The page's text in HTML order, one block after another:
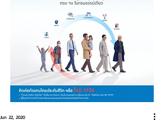
Jun 22, 2020